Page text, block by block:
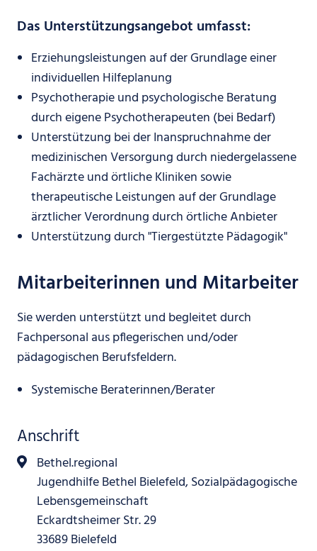
Das Unterstützungsangebot umfasst:
Erziehungsleistungen auf der Grundlage einer
individuellen Hilfeplanung
Psychotherapie und psychologische Beratung
durch eigene Psychotherapeuten (bei Bedarf)
Unterstützung bei der Inanspruchnahme der
medizinischen Versorgung durch niedergelassene
Fachärzte und örtliche Kliniken sowie
therapeutische Leistungen auf der Grundlage
ärztlicher Verordnung durch örtliche Anbieter
Unterstützung durch "Tiergestützte Pädagogik"
Mitarbeiterinnen und Mitarbeiter
Sie werden unterstützt und begleitet durch
Fachpersonal aus pflegerischen und/oder
pädagogischen Berufsfeldern.
Systemische Beraterinnen/Berater
Anschrift
Bethel.regional
Jugendhilfe Bethel Bielefeld, Sozialpädagogische
Lebensgemeinschaft
Eckardtsheimer Str. 29
33689 Bielefeld